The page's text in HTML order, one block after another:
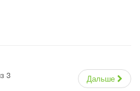
3 Дальше